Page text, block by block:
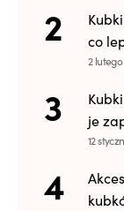
co
2
je
12